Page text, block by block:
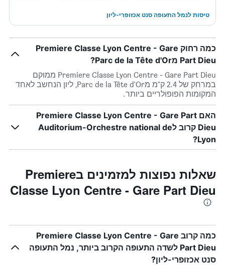
טיסות לנמל התעופה סנט אכזופרי-ליון
כמה רחוק Premiere Classe Lyon Centre - Gare
Part Dieu מParc de la Tête d'Or?
Premiere Classe Lyon Centre - Gare Part Dieu ממוקם
במרחק של 2.4 ק"מ מParc de la Tête d'Or, ליון הנחשב לאחד
המקומות הפופולריים ביותר.
האם Premiere Classe Lyon Centre - Gare Part
Dieu קרוב לAuditorium-Orchestre national de
Lyon?
שאלות נפוצות למזמינים בPremiere
Classe Lyon Centre - Gare Part Dieu
כמה קרוב Premiere Classe Lyon Centre - Gare
Part Dieu לשדה התעופה הקרוב ביותר, נמל התעופה
סנט אכזופרי-ליון?